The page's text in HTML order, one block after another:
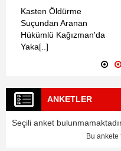
Kasten Öldürme
Suçundan Aranan
Hükümlü Kağızman'da
Yaka[..]
ANKETLER
Seçili anket
Bu ankete